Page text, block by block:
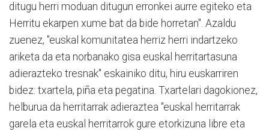
ditugu herri moduan ditugun erronkei aurre egiteko eta
Herritu ekarpen xume bat da bide horretan". Azaldu
zuenez, "euskal komunitatea herriz herri indartzeko
ariketa da eta norbanako gisa euskal herritartasuna
adierazteko tresnak" eskainiko ditu, hiru euskarriren
bidez: txartela, piña eta pegatina. Txartelari dagokionez,
helburua da herritarrak adieraztea "euskal herritarrak
garela eta euskal herritarrok gure etorkizuna libre eta